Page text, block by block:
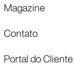
Magazine
Contato
Portal do Cliente